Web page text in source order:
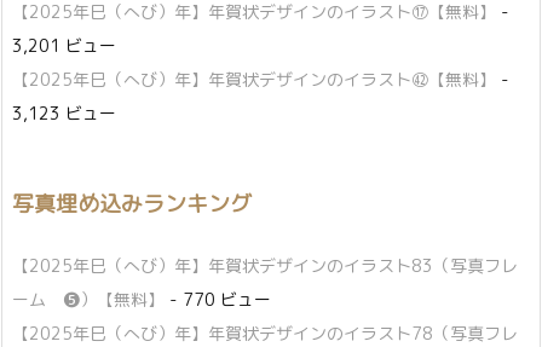
【2025年巳（へび）年】年賀状デザインのイラスト⑰【無料】
-
3,201 ビュー
【2025年巳（へび）年】年賀状デザインのイラスト㊷【無料】
-
3,123 ビュー
写真埋め込みランキング
【2025年巳（へび）年】年賀状デザインのイラスト83（写真フレ
ーム ❺）【無料】
- 770 ビュー
【2025年巳（へび）年】年賀状デザインのイラスト78（写真フレ